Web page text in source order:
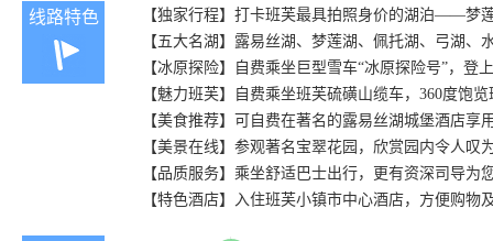
线路特色
【独家行程】打卡班芙最具拍照身价的湖泊——梦
【五大名湖】露易丝湖、梦莲湖、佩托湖、弓湖
【冰原探险】自费乘坐巨型雪车“冰原探险号”，登
【魅力班芙】自费乘坐班芙硫磺山缆车，360度饱
【美食推荐】可自费在著名的露易丝湖城堡酒店享
【美景在线】参观著名宝翠花园，欣赏园内令人叹
【品质服务】乘坐舒适巴士出行，更有资深司导为
【特色酒店】入住班芙小镇市中心酒店，方便购